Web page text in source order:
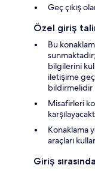
Geç çıkış
Özel giriş
Bu
bilgilerini
iletişime
bildirmelidir
Misafirleri
Konaklama
araçları
Giriş